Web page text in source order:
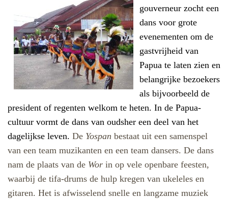
gouverneur zocht een
dans voor grote
evenementen om de
gastvrijheid van
Papua te laten zien en
belangrijke bezoekers
als bijvoorbeeld de
president of regenten welkom te heten. In de Papua-
cultuur vormt de dans van oudsher een deel van het
dagelijkse leven. De Yospan bestaat uit een samenspel
van een team muzikanten en een team dansers. De dans
nam de plaats van de Wor in op vele openbare feesten,
waarbij de tifa-drums de hulp kregen van ukeleles en
gitaren. Het is afwisselend snelle en langzame muziek